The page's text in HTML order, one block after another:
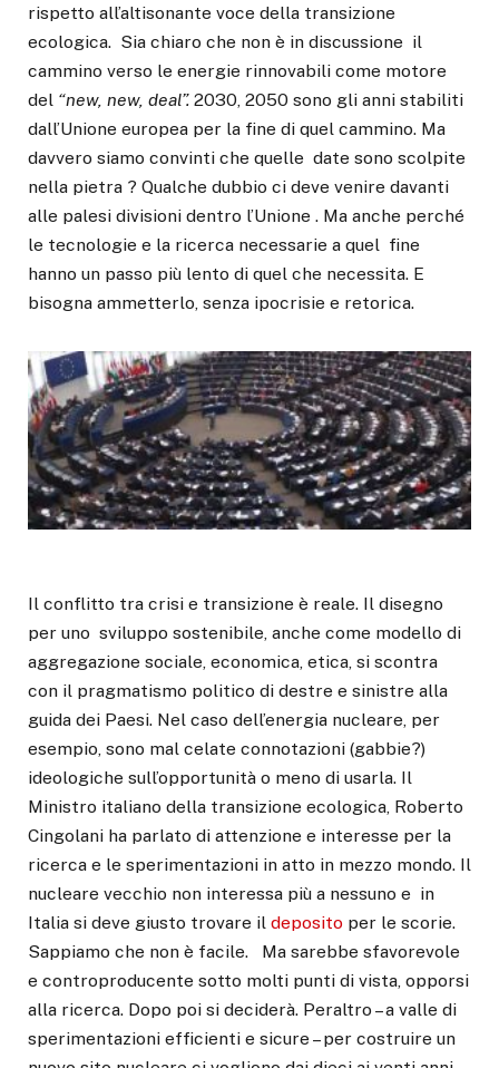
rispetto all’altisonante voce della transizione
ecologica. Sia chiaro che non è in discussione il
cammino verso le energie rinnovabili come motore
del “new, new, deal”. 2030, 2050 sono gli anni stabiliti
dall’Unione europea per la fine di quel cammino. Ma
davvero siamo convinti che quelle date sono scolpite
nella pietra ? Qualche dubbio ci deve venire davanti
alle palesi divisioni dentro l’Unione . Ma anche perché
le tecnologie e la ricerca necessarie a quel fine
hanno un passo più lento di quel che necessita. E
bisogna ammetterlo, senza ipocrisie e retorica.
Il conflitto tra crisi e transizione è reale. Il disegno
per uno sviluppo sostenibile, anche come modello di
aggregazione sociale, economica, etica, si scontra
con il pragmatismo politico di destre e sinistre alla
guida dei Paesi. Nel caso dell’energia nucleare, per
esempio, sono mal celate connotazioni (gabbie?)
ideologiche sull’opportunità o meno di usarla. Il
Ministro italiano della transizione ecologica, Roberto
Cingolani ha parlato di attenzione e interesse per la
ricerca e le sperimentazioni in atto in mezzo mondo. Il
nucleare vecchio non interessa più a nessuno e in
Italia si deve giusto trovare il deposito per le scorie.
Sappiamo che non è facile. Ma sarebbe sfavorevole
e controproducente sotto molti punti di vista, opporsi
alla ricerca. Dopo poi si deciderà. Peraltro – a valle di
sperimentazioni efficienti e sicure – per costruire un